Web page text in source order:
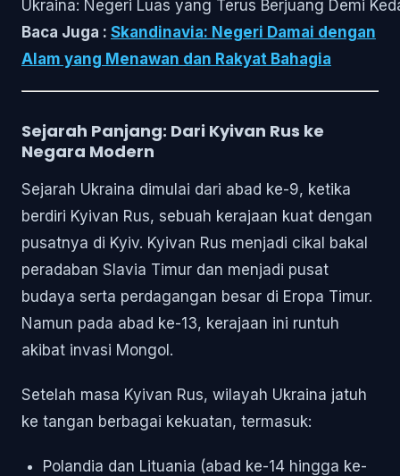
Ukraina: Negeri Luas yang Terus Berjuang Demi
Baca Juga : Skandinavia: Negeri Damai dengan
Alam yang Menawan dan Rakyat Bahagia
Sejarah Panjang: Dari Kyivan Rus ke
Negara Modern
Sejarah Ukraina dimulai dari abad ke-9, ketika
berdiri Kyivan Rus, sebuah kerajaan kuat dengan
pusatnya di Kyiv. Kyivan Rus menjadi cikal bakal
peradaban Slavia Timur dan menjadi pusat
budaya serta perdagangan besar di Eropa Timur.
Namun pada abad ke-13, kerajaan ini runtuh
akibat invasi Mongol.
Setelah masa Kyivan Rus, wilayah Ukraina jatuh
ke tangan berbagai kekuatan, termasuk:
Polandia dan Lituania (abad ke-14 hingga ke-